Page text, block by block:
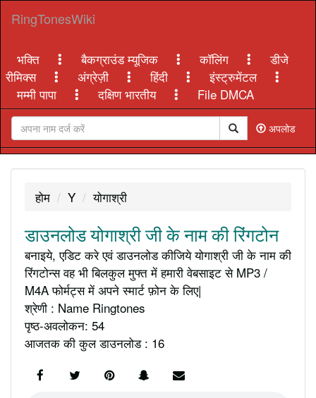
RingTonesWiki
भक्ति बैकग्राउंड म्यूजिक कॉलिंग
डीजे
रीमिक्स
अंग्रेज़ी हिंदी
इंस्ट्रुमेंटल
मम्मी पापा
दक्षिण भारतीय File DMCA
अपलोड
होम Y योगाश्री
डाउनलोड योगाश्री जी के नाम की रिंगटोन
बनाइये, एडिट करे एवं डाउनलोड कीजिये योगाश्री जी के नाम की
रिंगटोन्स वह भी बिलकुल मुफ्त में हमारी वेबसाइट से MP3 /
M4A फोर्मट्स में अपने स्मार्ट फ़ोन के लिए|
श्रेणी : Name Ringtones
पृष्ठ-अवलोकन: 54
आजतक की कुल डाउनलोड : 16